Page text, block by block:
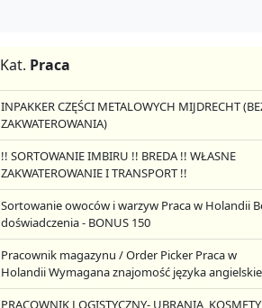
Kat. Praca
INPAKKER CZĘŚCI METALOWYCH MIJDRECHT
ZAKWATEROWANIA)
!! SORTOWANIE IMBIRU !! BREDA !! WŁASNE
ZAKWATEROWANIE I TRANSPORT !!
Sortowanie owoców i warzyw Praca w Holandii
doświadczenia - BONUS 150
Pracownik magazynu / Order Picker Praca w
Holandii Wymagana znajomość języka
PRACOWNIK LOGISTYCZNY- UBRANIA,